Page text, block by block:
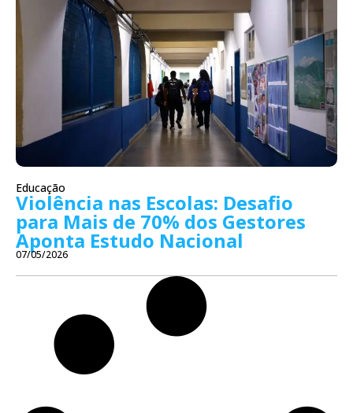
Educação
Violência nas Escolas: Desafio
para Mais de 70% dos Gestores
Aponta Estudo Nacional
07/05/2026